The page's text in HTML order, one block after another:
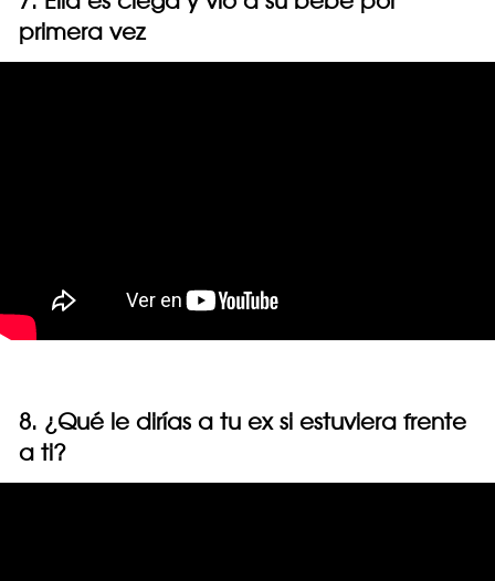
primera vez
8. ¿Qué le dirías a tu ex si estuviera frente
a ti?